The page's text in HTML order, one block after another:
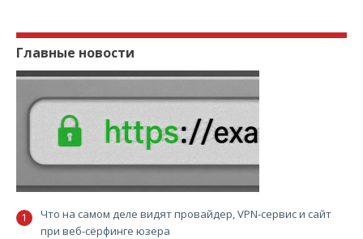
Главные новости
Что на самом деле видят провайдер, VPN-сервис и сайт
при веб-сёрфинге юзера